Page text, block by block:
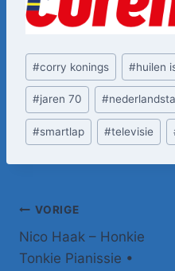
Bericht
tags:
#corry konings #huilen
#jaren 70 #
#smartlap #televisie
Bericht
navigatie
VORIGE
Nico Haak – Honkie
Tonkie Pianissie •